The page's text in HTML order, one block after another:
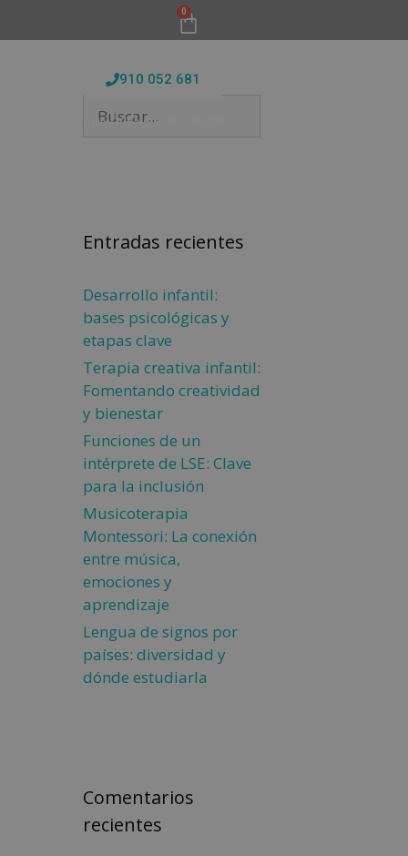
0
910 052 681
CONÓCENOS
Entradas recientes
Desarrollo infantil:
bases psicológicas y
etapas clave
Terapia creativa infantil:
Fomentando creatividad
y bienestar
Funciones de un
intérprete de LSE: Clave
para la inclusión
Musicoterapia
Montessori: La conexión
entre música,
emociones y
aprendizaje
Lengua de signos por
países: diversidad y
dónde estudiarla
Comentarios
recientes